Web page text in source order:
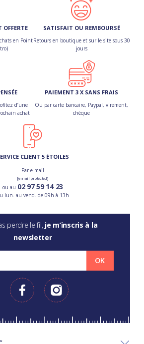
OFFERTE
en Point
SATISFAIT OU REMBOURSÉ
Retours en boutique et sur le site sous 30
jours
d’une
achat
PAIEMENT 3 X SANS FRAIS
Ou par carte bancaire, Paypal, virement,
chèque
CLIENT 5 ÉTOILES
Par e-mail
[email protected]
ou au 02 97 59 14 23
lun. au vend. de 09h à 13h
perdre le fil, je m’inscris à la
newsletter
OK